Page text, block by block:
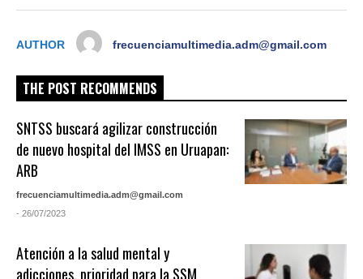
AUTHOR frecuenciamultimedia.adm@gmail.com
THE POST RECOMMENDS
SNTSS buscará agilizar construcción
de nuevo hospital del IMSS en Uruapan:
ARB
frecuenciamultimedia.adm@gmail.com
- 26/07/2023
Atención a la salud mental y
adicciones, prioridad para la SSM